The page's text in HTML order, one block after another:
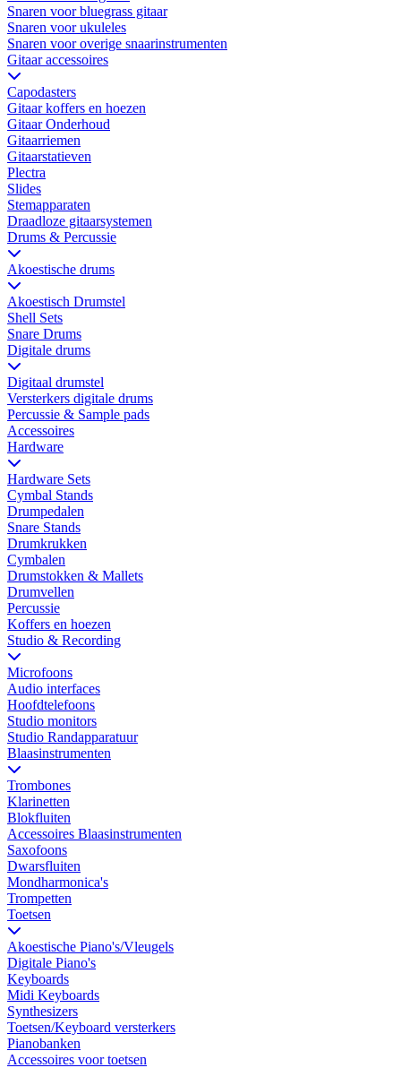
Snaren voor bluegrass gitaar
Snaren voor ukuleles
Snaren voor overige snaarinstrumenten
Gitaar accessoires
Capodasters
Gitaar koffers en hoezen
Gitaar Onderhoud
Gitaarriemen
Gitaarstatieven
Plectra
Slides
Stemapparaten
Draadloze gitaarsystemen
Drums & Percussie
Akoestische drums
Akoestisch Drumstel
Shell Sets
Snare Drums
Digitale drums
Digitaal drumstel
Versterkers digitale drums
Percussie & Sample pads
Accessoires
Hardware
Hardware Sets
Cymbal Stands
Drumpedalen
Snare Stands
Drumkrukken
Cymbalen
Drumstokken & Mallets
Drumvellen
Percussie
Koffers en hoezen
Studio & Recording
Microfoons
Audio interfaces
Hoofdtelefoons
Studio monitors
Studio Randapparatuur
Blaasinstrumenten
Trombones
Klarinetten
Blokfluiten
Accessoires Blaasinstrumenten
Saxofoons
Dwarsfluiten
Mondharmonica's
Trompetten
Toetsen
Akoestische Piano's/Vleugels
Digitale Piano's
Keyboards
Midi Keyboards
Synthesizers
Toetsen/Keyboard versterkers
Pianobanken
Accessoires voor toetsen